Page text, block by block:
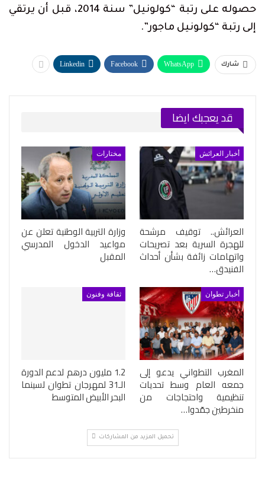
حصوله على رتبة “كولونيل” سنة 2014، قبل أن يرتقي
إلى رتبة “كولونيل ماجور”.
شارك WhatsApp
Facebook
Linkedin
قد يعجبك ايضا
أخبار العرائش
العرائش.. توقيف مرشحة
للهجرة السرية بعد تصريحات
واتهامات زائفة بشأن أحداث
الفنيدق…
مختارات
وزارة التربية الوطنية تعلن عن
مواعيد الدخول المدرسي
المقبل
أخبار تطوان
المغرب التطواني يدعو إلى
جمعه العام وسط تحديات
تنظيمية واحتجاجات من
منخرطين جمّدوا…
ثقافة وفنون
1.2 مليون درهم لدعم الدورة
الـ31 لمهرجان تطوان لسينما
البحر الأبيض المتوسط
تحميل المزيد من المشاركات